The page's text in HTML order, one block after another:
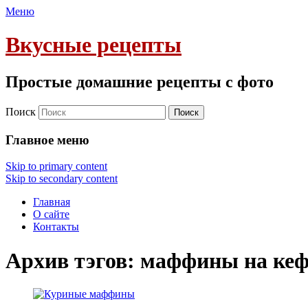
Меню
Вкусные рецепты
Простые домашние рецепты с фото
Поиск
Главное меню
Skip to primary content
Skip to secondary content
Главная
О сайте
Контакты
Архив тэгов: маффины на